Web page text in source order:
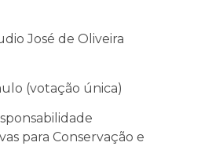
José de Oliveira
(votação única)
para Conservação e